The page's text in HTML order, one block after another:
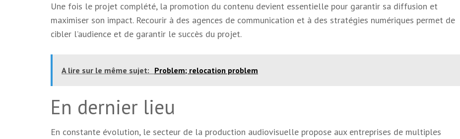
Une fois le projet complété, la promotion du contenu devient essentielle pour garantir sa diffusion et
maximiser son impact. Recourir à des agences de communication et à des stratégies numériques permet de
cibler l’audience et de garantir le succès du projet.
A lire sur le même sujet: Problem; relocation problem
En dernier lieu
En constante évolution, le secteur de la production audiovisuelle propose aux entreprises de multiples